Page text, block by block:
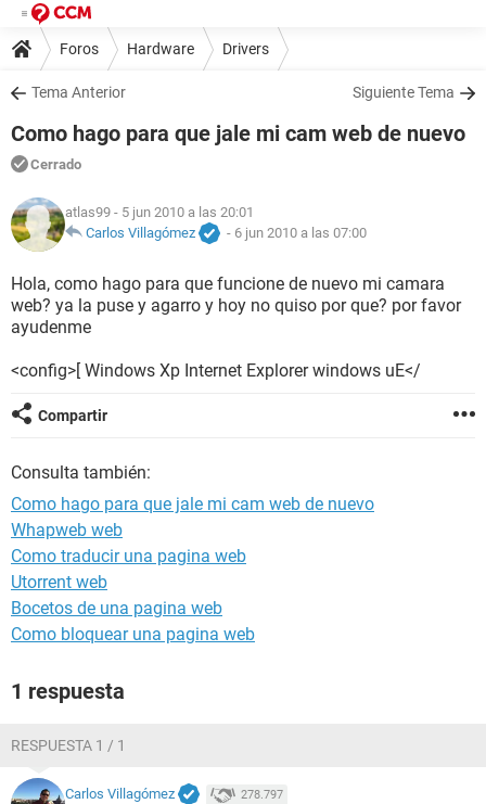
Foros Hardware Drivers
Tema Anterior Siguiente Tema
Como hago para que jale mi cam web de nuevo
Cerrado
atlas99 - 5 jun 2010 a las 20:01
Carlos Villagómez
- 6 jun 2010 a las 07:00
Hola, como hago para que funcione de nuevo mi camara
web? ya la puse y agarro y hoy no quiso por que? por favor
ayudenme
<config>[ Windows Xp Internet Explorer windows uE</
Compartir
Consulta también:
Como hago para que jale mi cam web de nuevo
Whapweb web
Como traducir una pagina web
Utorrent web
Bocetos de una pagina web
Como bloquear una pagina web
1 respuesta
RESPUESTA 1 / 1
Carlos Villagómez 278.797